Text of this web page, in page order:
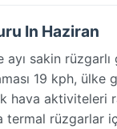
In Haziran
ayı sakin
19 kph, ülke
hava aktiviteleri
termal rüzgarlar